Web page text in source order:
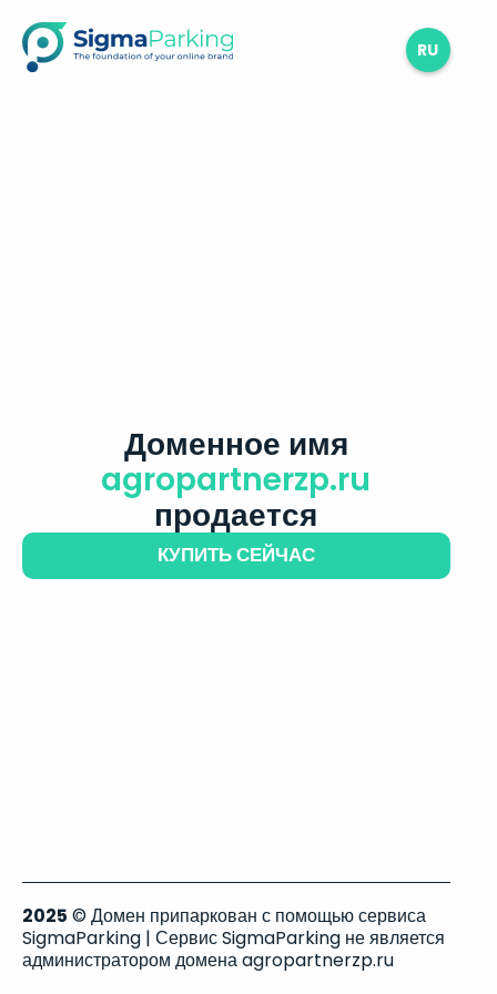
RU
Доменное имя
agropartnerzp.ru
продается
КУПИТЬ СЕЙЧАС
2025 © Домен припаркован с помощью сервиса
SigmaParking | Сервис SigmaParking не является
администратором домена agropartnerzp.ru